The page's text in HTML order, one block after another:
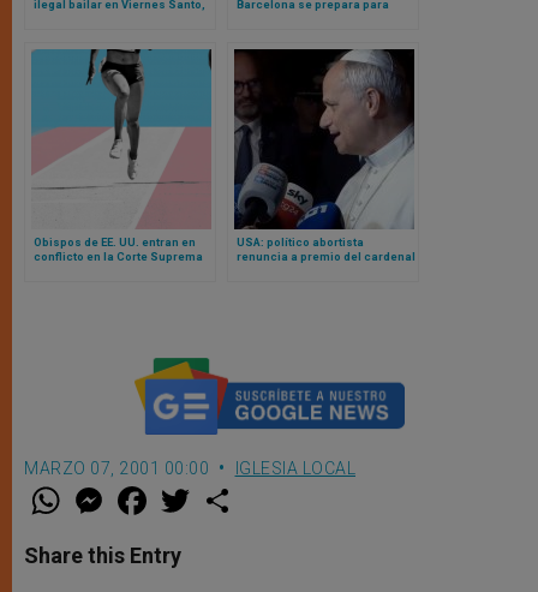
ilegal bailar en Viernes Santo,
Barcelona se prepara para
Europa
Obispos de EE. UU. entran en
conflicto en la Corte Suprema
USA: político abortista
renuncia a premio del cardenal
MARZO 07, 2001 00:00 IGLESIA LOCAL
W
t
s
M
e
s
e
F
a
e
b
w
Share this Entry